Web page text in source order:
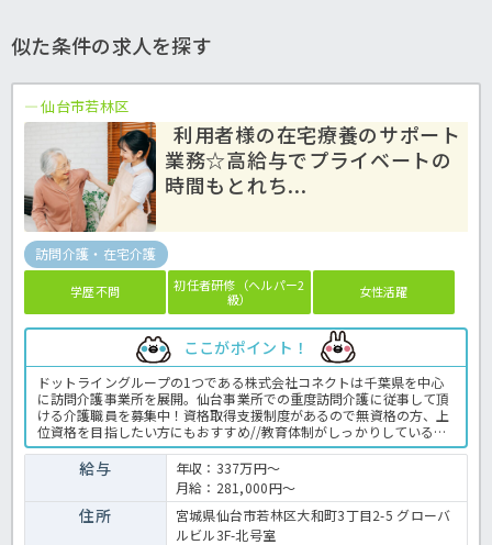
似た条件の求人を探す
仙台市若林区
利用者様の在宅療養のサポート
業務☆高給与でプライベートの
時間もとれち...
訪問介護・在宅介護
学歴不問
初任者研修（ヘルパー2
級）
女性活躍
ここがポイント！
ドットライングループの1つである株式会社コネクトは千葉県を中心
に訪問介護事業所を展開。仙台事業所での重度訪問介護に従事して頂
ける介護職員を募集中！資格取得支援制度があるので無資格の方、上
位資格を目指したい方にもおすすめ//教育体制がしっかりしているの
で訪問介護に不安がある方も安心してお仕事スタートできます！手当
が手厚く高給与が目指せます。独自のインセンティブ制度があるので
頑張った分だけ更にお給料に還元！年間休日120日とプライベートの
時間もしっかり確保できます☆ご興味をお持ちでしたら、是非ほっ介
護へお問い合わせ下さい。 訪問介護事業所での介護業務全般です。
＜介護職 正職員 訪問介護の求人＞
給与
年収：337万円～
月給：281,000円～
住所
宮城県仙台市若林区大和町3丁目2-5 グローバ
ルビル3F-北号室